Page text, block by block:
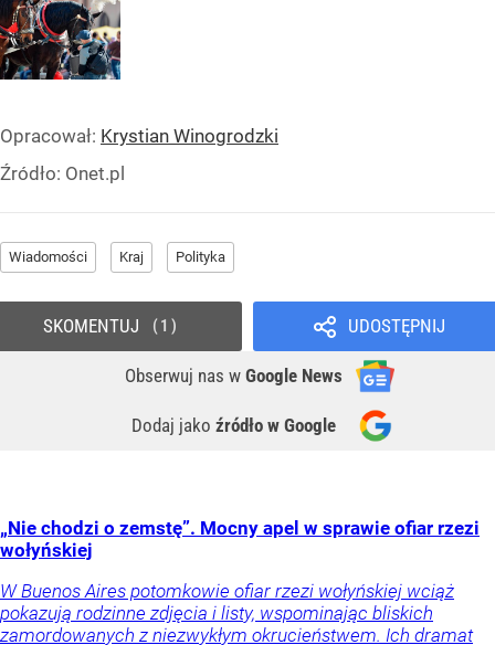
Opracował: Krystian Winogrodzki
Źródło: Onet.pl
Wiadomości Kraj Polityka
UDOSTĘPNIJ
Obserwuj nas w Google News
Dodaj jako źródło w Google
SKOMENTUJ 1
„Nie chodzi o zemstę”. Mocny apel w sprawie ofiar rzezi
wołyńskiej
W Buenos Aires potomkowie ofiar rzezi wołyńskiej wciąż
pokazują rodzinne zdjęcia i listy, wspominając bliskich
zamordowanych z niezwykłym okrucieństwem. Ich dramat